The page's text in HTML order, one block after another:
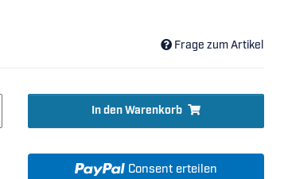
Frage zum Artikel
In den Warenkorb
Consent erteilen